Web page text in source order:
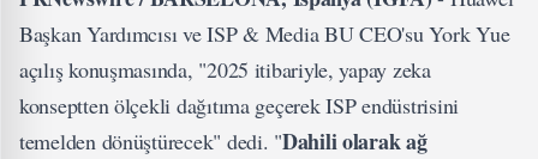
Başkan Yardımcısı ve ISP & Media BU CEO'su York Yue
açılış konuşmasında, "2025 itibariyle, yapay zeka
konseptten ölçekli dağıtıma geçerek ISP endüstrisini
temelden dönüştürecek" dedi. "Dahili olarak ağ